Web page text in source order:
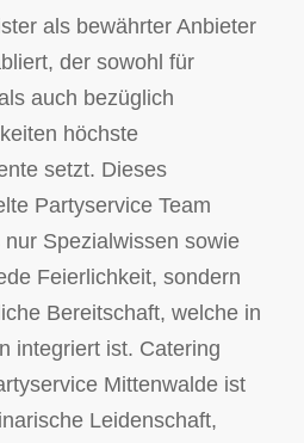
als bewährter Anbieter
der sowohl für
auch bezüglich
höchste
setzt. Dieses
Partyservice Team
Spezialwissen sowie
Feierlichkeit, sondern
Bereitschaft, welche in
integriert ist. Catering
Mittenwalde ist
Leidenschaft,